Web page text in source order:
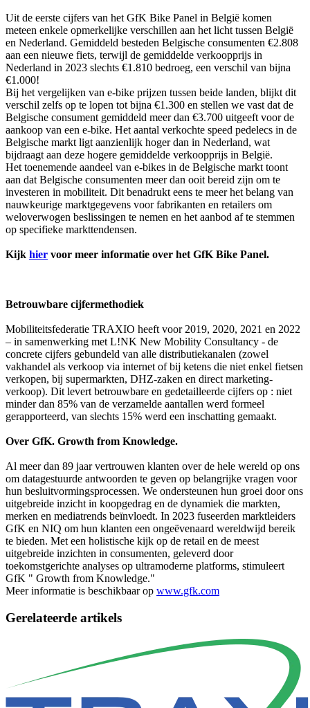
Uit de eerste cijfers van het GfK Bike Panel in België komen
meteen enkele opmerkelijke verschillen aan het licht tussen België
en Nederland. Gemiddeld besteden Belgische consumenten €2.808
aan een nieuwe fiets, terwijl de gemiddelde verkoopprijs in
Nederland in 2023 slechts €1.810 bedroeg, een verschil van bijna
€1.000!
Bij het vergelijken van e-bike prijzen tussen beide landen, blijkt dit
verschil zelfs op te lopen tot bijna €1.300 en stellen we vast dat de
Belgische consument gemiddeld meer dan €3.700 uitgeeft voor de
aankoop van een e-bike. Het aantal verkochte speed pedelecs in de
Belgische markt ligt aanzienlijk hoger dan in Nederland, wat
bijdraagt aan deze hogere gemiddelde verkoopprijs in België.
Het toenemende aandeel van e-bikes in de Belgische markt toont
aan dat Belgische consumenten meer dan ooit bereid zijn om te
investeren in mobiliteit. Dit benadrukt eens te meer het belang van
nauwkeurige marktgegevens voor fabrikanten en retailers om
weloverwogen beslissingen te nemen en het aanbod af te stemmen
op specifieke markttendensen.
Kijk hier voor meer informatie over het GfK Bike Panel.
Betrouwbare cijfermethodiek
Mobiliteitsfederatie TRAXIO heeft voor 2019, 2020, 2021 en 2022
– in samenwerking met L!NK New Mobility Consultancy - de
concrete cijfers gebundeld van alle distributiekanalen (zowel
vakhandel als verkoop via internet of bij ketens die niet enkel fietsen
verkopen, bij supermarkten, DHZ-zaken en direct marketing-
verkoop). Dit levert betrouwbare en gedetailleerde cijfers op : niet
minder dan 85% van de verzamelde aantallen werd formeel
gerapporteerd, van slechts 15% werd een inschatting gemaakt.
Over GfK. Growth from Knowledge.
Al meer dan 89 jaar vertrouwen klanten over de hele wereld op ons
om datagestuurde antwoorden te geven op belangrijke vragen voor
hun besluitvormingsprocessen. We ondersteunen hun groei door ons
uitgebreide inzicht in koopgedrag en de dynamiek die markten,
merken en mediatrends beïnvloedt. In 2023 fuseerden marktleiders
GfK en NIQ om hun klanten een ongeëvenaard wereldwijd bereik
te bieden. Met een holistische kijk op de retail en de meest
uitgebreide inzichten in consumenten, geleverd door
toekomstgerichte analyses op ultramoderne platforms, stimuleert
GfK " Growth from Knowledge."
Meer informatie is beschikbaar op www.gfk.com
Gerelateerde artikels